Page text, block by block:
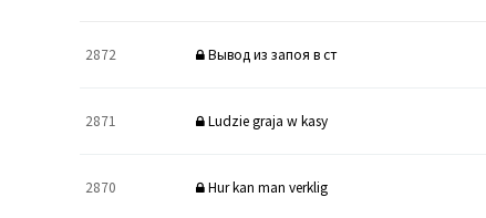
2872 Вывод из запоя в ст
2871 Ludzie graja w kasy
2870 Hur kan man verklig